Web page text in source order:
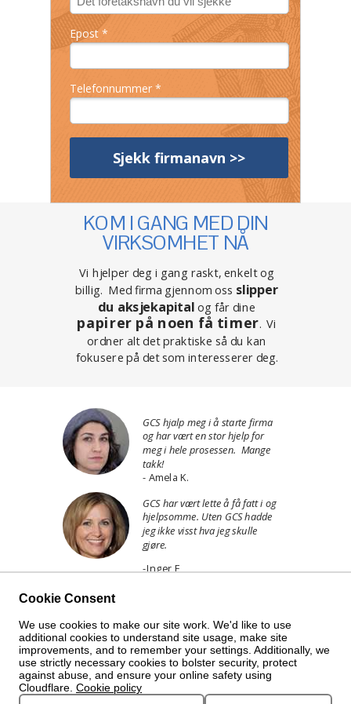
Epost *
Telefonnummer *
Sjekk firmanavn >>
Vi hjelper deg i gang raskt, enkelt og
billig. Med firma gjennom oss slipper
du aksjekapital og får dine
papirer på noen få timer. Vi
ordner alt det praktiske så du kan
fokusere på det som interesserer deg.
KOM I GANG MED DIN
VIRKSOMHET NÅ
GCS hjalp meg i å starte firma
og har vært en stor hjelp for
meg i hele prosessen. Mange
takk!
- Amela K.
GCS har vært lette å få fatt i og
hjelpsomme. Uten GCS hadde
jeg ikke visst hva jeg skulle
gjøre.
-Inger E
Å starte firma skal være morsomt
og enkelt!
Tilbake opp
Cookie Consent
We use cookies to make our site work. We'd like to use
additional cookies to understand site usage, make site
improvements, and to remember your settings. Additionally, we
use strictly necessary cookies to bolster security, protect
against abuse, and ensure your online safety using
Cloudflare. Cookie policy